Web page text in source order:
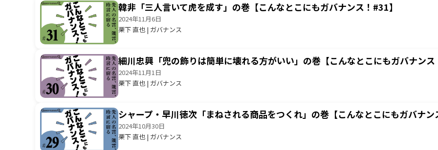
韓非「三人言いて虎を成す」の巻【こんなとこにもガバナンス！#31】
2024年11月6日
栗下 直也 | ガバナンス
細川忠興「兜の飾りは簡単に壊れる方がいい」の巻【こんなとこにもガバナンス
2024年11月1日
栗下 直也 | ガバナンス
シャープ・早川徳次「まねされる商品をつくれ」の巻【こんなとこにもガバナン
2024年10月30日
栗下 直也 | ガバナンス